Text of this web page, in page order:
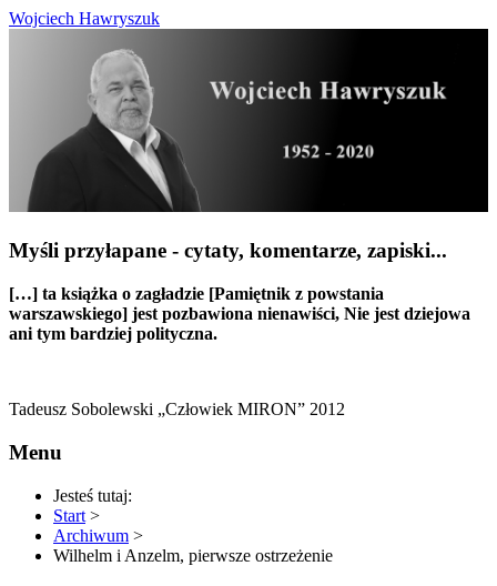
Wojciech Hawryszuk
Myśli przyłapane - cytaty, komentarze, zapiski...
[…] ta książka o zagładzie [Pamiętnik z powstania
warszawskiego] jest pozbawiona nienawiści, Nie jest dziejowa
ani tym bardziej polityczna.
Tadeusz Sobolewski „Człowiek MIRON” 2012
Menu
Jesteś tutaj:
Start >
Archiwum >
Wilhelm i Anzelm, pierwsze ostrzeżenie